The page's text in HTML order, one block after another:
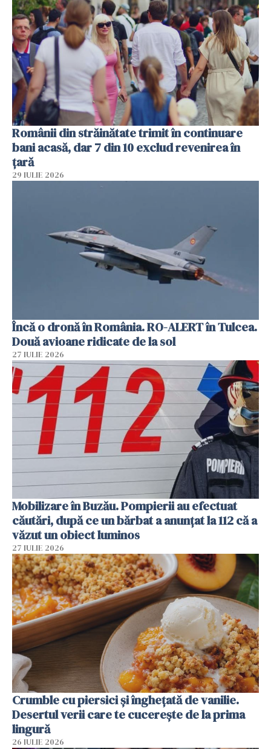
Românii din străinătate trimit în continuare
bani acasă, dar 7 din 10 exclud revenirea în
țară
29 IULIE 2026
Încă o dronă în România. RO-ALERT în Tulcea.
Două avioane ridicate de la sol
27 IULIE 2026
Mobilizare în Buzău. Pompierii au efectuat
căutări, după ce un bărbat a anunțat la 112 că a
văzut un obiect luminos
27 IULIE 2026
Crumble cu piersici și înghețată de vanilie.
Desertul verii care te cucerește de la prima
lingură
26 IULIE 2026